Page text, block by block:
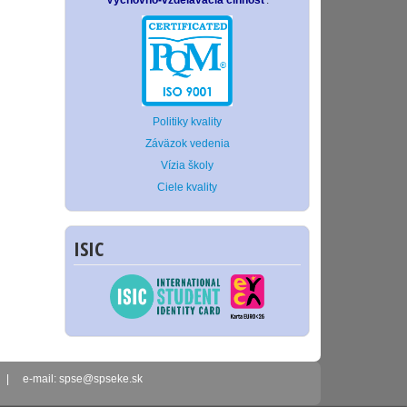
Politiky kvality
Záväzok vedenia
Vízia školy
Ciele kvality
ISIC
| e-mail: spse@spseke.sk